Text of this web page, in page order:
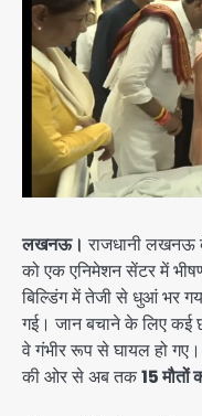
लखनऊ। राजधानी लखनऊ
को एक एनिमेशन सेंटर में
बिल्डिंग में तेजी से धुआं भर
गई। जान बचाने के लिए कई
वे गंभीर रूप से घायल हो
की ओर से अब तक15 मौतों